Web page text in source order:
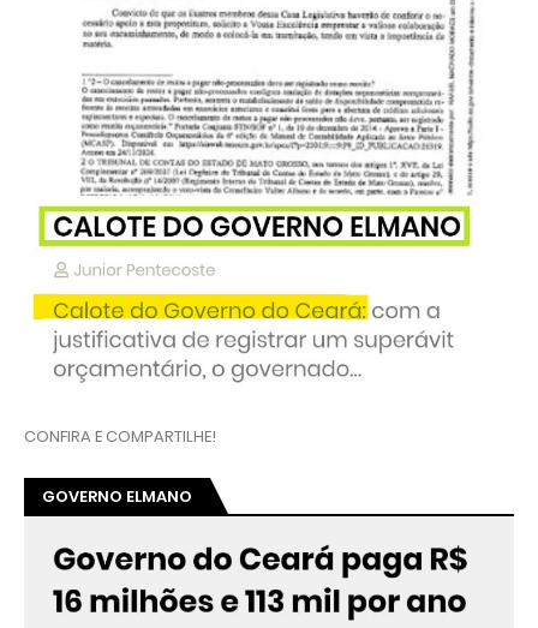
CONFIRA E COMPARTILHE!
GOVERNO ELMANO